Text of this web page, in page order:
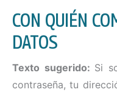
CON QUIÉN
DATOS
Texto sugerido: Si
contraseña, tu